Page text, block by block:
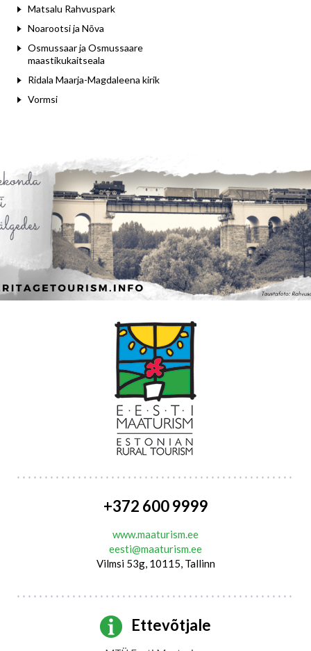
Matsalu Rahvuspark
Noarootsi ja Nõva
Osmussaar ja Osmussaare
maastikukaitseala
Ridala Maarja-Magdaleena kirik
Vormsi
+372 600 9999
www.maaturism.ee
eesti@maaturism.ee
Vilmsi 53g, 10115, Tallinn
Ettevõtjale